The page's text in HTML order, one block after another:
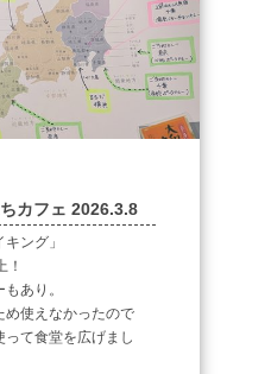
も
さい！
カフェ 2026.3.8
ング」
！
あり。
め使えなかったので
て食堂を広げまし